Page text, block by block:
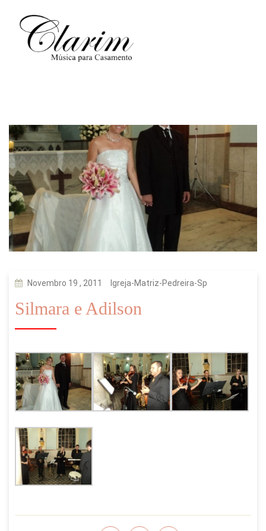
Novembro 19 , 2011 Igreja-Matriz-Pedreira-Sp
Silmara e Adilson